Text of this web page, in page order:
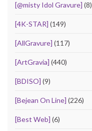
[@misty Idol Gravure] (8)
[4K-STAR] (149)
[AllGravure] (117)
[ArtGravia] (440)
[BDISO] (9)
[Bejean On Line] (226)
[Best Web] (6)